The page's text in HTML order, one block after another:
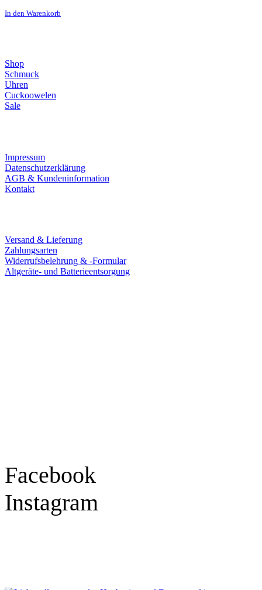
In den Warenkorb
Shop
Schmuck
Uhren
Cuckoowelen
Sale
Impressum
Datenschutzerklärung
AGB & Kundeninformation
Kontakt
Versand & Lieferung
Zahlungsarten
Widerrufsbelehrung & -Formular
Altgeräte- und Batterieentsorgung
Facebook
Instagram